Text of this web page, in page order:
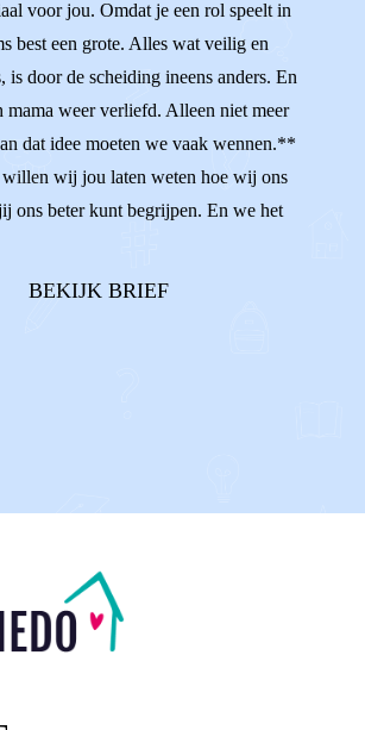
STIEFBROER
VERLIEFD
voor jou. Omdat je een rol speelt in
best een grote. Alles wat veilig en
is door de scheiding ineens anders. En
mama weer verliefd. Alleen niet meer
dat idee moeten we vaak wennen.**
wij jou laten weten hoe wij ons
ons beter kunt begrijpen. En we het
BEKIJK BRIEF